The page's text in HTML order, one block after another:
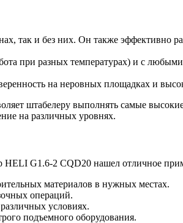
так и без них. Он также эффективно
при разных температурах) и с
на неровных площадках и
штабелеру выполнять самые
на различных уровнях.
HELI G1.6-2 CQD20 нашел отличное
материалов в нужных местах.
операций.
условиях.
подъемного оборудования.